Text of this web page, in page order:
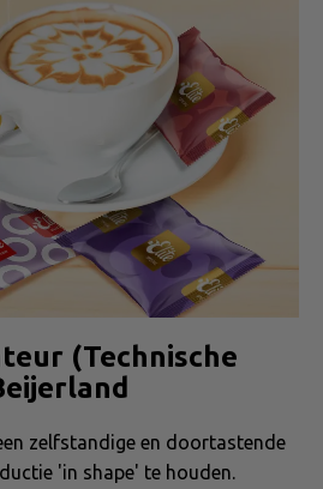
(Technische
zelfstandige en doortastende
'in shape' te houden.